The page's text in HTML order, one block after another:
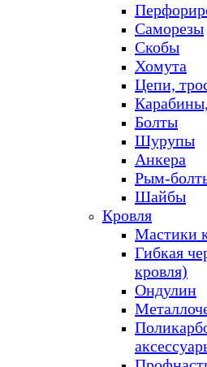
Саморезы
Скобы
Хомута
Цепи,
Болты
Шурупы
Анкера
Рым-
Шайбы
Кровля
Мастики
Гибкая
кровля)
Ондулин